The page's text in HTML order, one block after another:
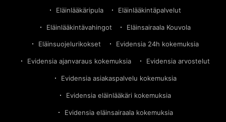
Eläinlääkäripula Eläinlääkintäpalvelut
Eläinlääkintävahingot Eläinsairaala Kouvola
Eläinsuojelurikokset Evidensia 24h kokemuksia
Evidensia ajanvaraus kokemuksia Evidensia arvostelut
Evidensia asiakaspalvelu kokemuksia
Evidensia eläinlääkäri kokemuksia
Evidensia eläinsairaala kokemuksia